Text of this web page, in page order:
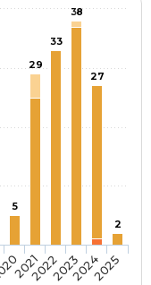
5
29
33
38
27
2
20212022202320242025